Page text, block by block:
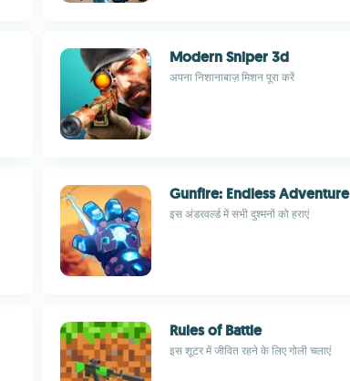
Modern Sniper 3d
अपना निशानाबाज़ मिशन पूरा करें
Gunfire: Endless Adventure
इस अंडरवर्ल्ड में सभी दुश्मनों को हराएं
Rules of Battle
इस शूटर में जीवित रहने के लिए गोली चलाएं